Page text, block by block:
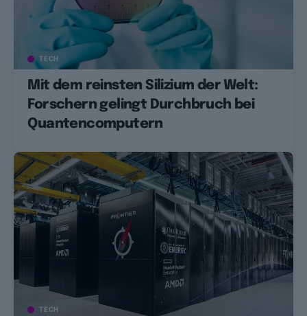
TECH
Mit dem reinsten Silizium der Welt:
Forschern gelingt Durchbruch bei
Quantencomputern
TECH